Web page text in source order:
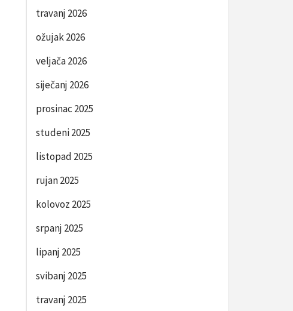
travanj 2026
ožujak 2026
veljača 2026
siječanj 2026
prosinac 2025
studeni 2025
listopad 2025
rujan 2025
kolovoz 2025
srpanj 2025
lipanj 2025
svibanj 2025
travanj 2025